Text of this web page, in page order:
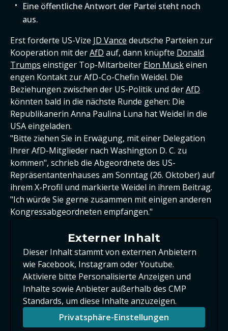
Eine öffentliche Antwort der Partei steht noch
aus.
Erst forderte US-Vize JD Vance deutsche Parteien zur
Kooperation mit derAfD auf, dann knüpfte Donald
Trumps einstiger Top-Mitarbeiter Elon Muskeinen
engen Kontakt zur AfD-Co-Chefin Weidel. Die
Beziehungen zwischen der US-Politik und derAfD
könnten bald in die nächste Runde gehen: Die
Republikanerin Anna Paulina Luna hat Weidel in die
USA eingeladen.
"Bitte ziehen Sie in Erwägung, mit einer Delegation
Ihrer AfD-Mitglieder nach Washington D. C. zu
kommen", schrieb die Abgeordnete des US-
Repräsentantenhauses am Sonntag (26. Oktober) auf
ihrem X-Profil und markierte Weidel in ihrem Beitrag.
"Ich würde Sie gerne zusammen mit einigen anderen
Kongressabgeordneten empfangen."
Externer Inhalt
Dieser Inhalt stammt von externen Anbietern
wie Facebook, Instagram oder Youtube.
Aktiviere bitte Personalisierte Anzeigen und
Inhalte sowie Anbieter außerhalb des CMP
Standards, um diese Inhalte anzuzeigen.
Privatsphäre-Einstellungen